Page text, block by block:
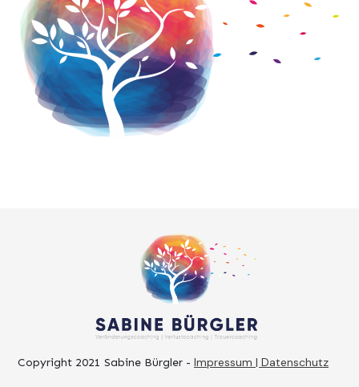
Copyright 2021 Sabine Bürgler - Impressum | Datenschutz